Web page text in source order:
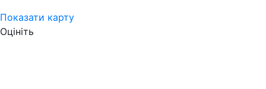
Показати карту
Оцініть